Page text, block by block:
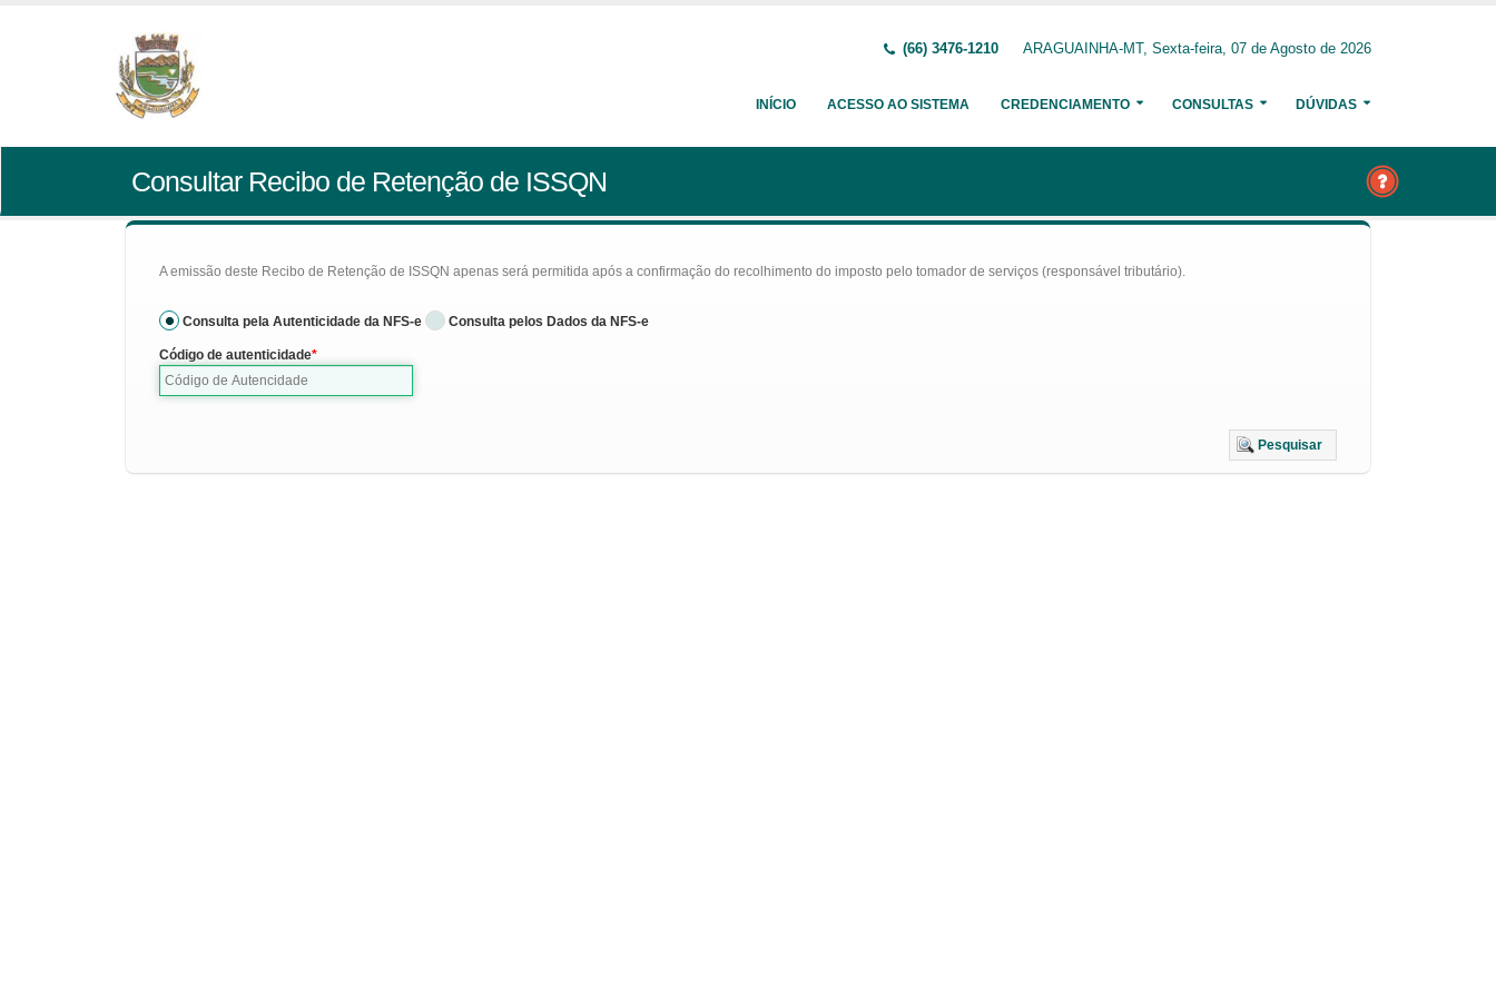
(66) 3476-1210 ARAGUAINHA-MT, Sexta-feira, 07 de Agosto de 2026
INÍCIO ACESSO AO SISTEMA CREDENCIAMENTO CONSULTAS DÚVIDAS
Consultar Recibo de Retenção de ISSQN
A emissão deste Recibo de Retenção de ISSQN apenas será permitida após a confirmação do recolhimento do imposto pelo tomador de serviços (responsável tributário).
Consulta pela Autenticidade da NFS-e Consulta pelos Dados da NFS-e
Código de autenticidade
Pesquisar